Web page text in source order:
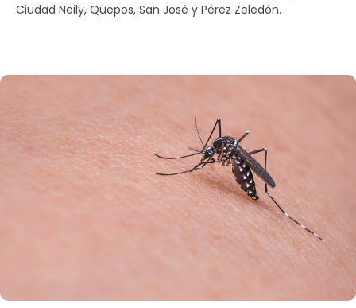
Ciudad Neily, Quepos, San José y Pérez Zeledón.